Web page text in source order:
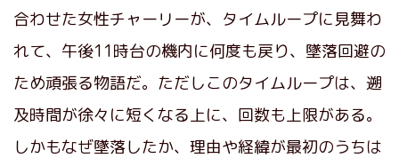
合わせた女性チャーリーが、タイムループに見舞わ
れて、午後11時台の機内に何度も戻り、墜落回避の
ため頑張る物語だ。ただしこのタイムループは、遡
及時間が徐々に短くなる上に、回数も上限がある。
しかもなぜ墜落したか、理由や経緯が最初のうちは